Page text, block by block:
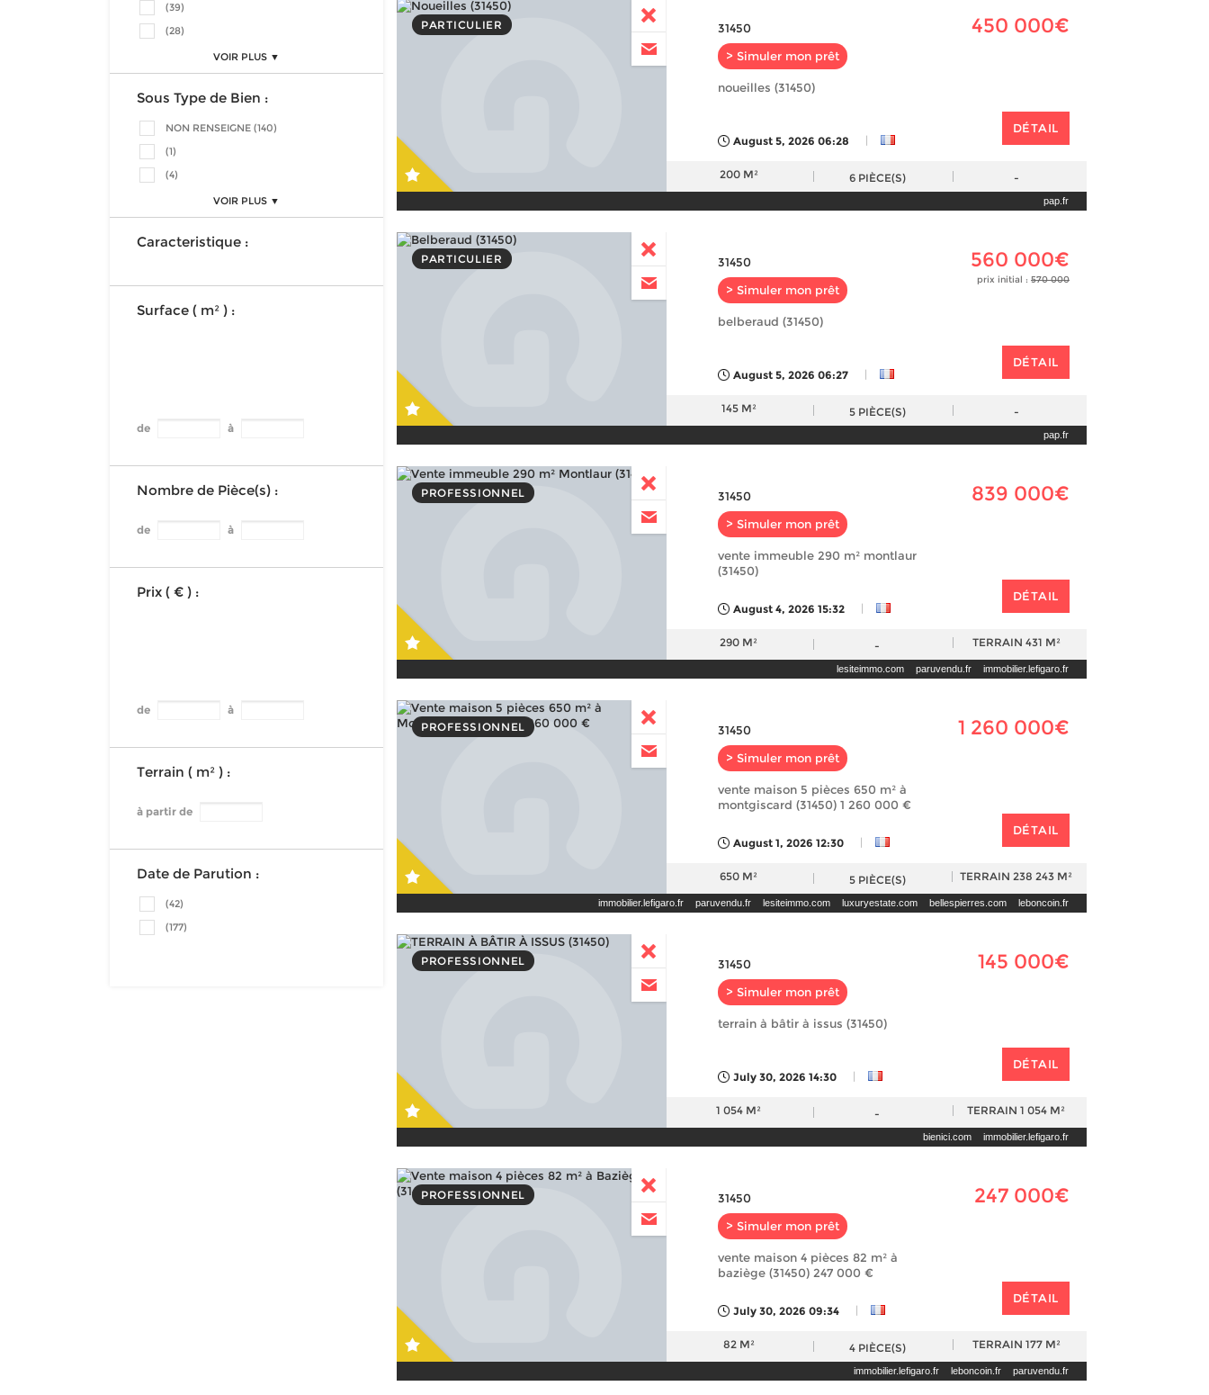
(39)
(28)
VOIR PLUS ▼
Sous Type de Bien :
NON RENSEIGNE (140)
(1)
(4)
VOIR PLUS ▼
Caracteristique :
Surface ( m² ) :
de à
Nombre de Pièce(s) :
de à
Prix ( € ) :
de à
Terrain ( m² ) :
à partir de
Date de Parution :
(42)
(177)
PARTICULIER 31450
> Simuler mon prêt
450 000€
noueilles (31450)
August 5, 2026 06:28 |
DÉTAIL
200 M² 6 PIÈCE(S) -
pap.fr
PARTICULIER 31450
> Simuler mon prêt
560 000€
prix initial : 570 000
belberaud (31450)
August 5, 2026 06:27 |
DÉTAIL
145 M² 5 PIÈCE(S) -
pap.fr
PROFESSIONNEL 31450
> Simuler mon prêt
839 000€
vente immeuble 290 m² montlaur
(31450)
August 4, 2026 15:32 |
DÉTAIL
290 M² - TERRAIN 431 M²
lesiteimmo.com paruvendu.fr immobilier.lefigaro.fr
PROFESSIONNEL 31450
> Simuler mon prêt
1 260 000€
vente maison 5 pièces 650 m² à
montgiscard (31450) 1 260 000 €
August 1, 2026 12:30 |
DÉTAIL
650 M² 5 PIÈCE(S) TERRAIN 238 243 M²
immobilier.lefigaro.fr paruvendu.fr lesiteimmo.com luxuryestate.com bellespierres.com leboncoin.fr
PROFESSIONNEL 31450
> Simuler mon prêt
145 000€
terrain à bâtir à issus (31450)
July 30, 2026 14:30 |
DÉTAIL
1 054 M² - TERRAIN 1 054 M²
bienici.com immobilier.lefigaro.fr
PROFESSIONNEL 31450
> Simuler mon prêt
247 000€
vente maison 4 pièces 82 m² à
baziège (31450) 247 000 €
July 30, 2026 09:34 |
DÉTAIL
82 M² 4 PIÈCE(S) TERRAIN 177 M²
immobilier.lefigaro.fr leboncoin.fr paruvendu.fr